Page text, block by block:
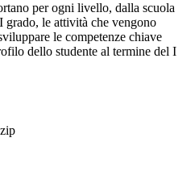
per ogni livello, dalla scuola
le attività che vengono
le competenze chiave
dello studente al termine del I